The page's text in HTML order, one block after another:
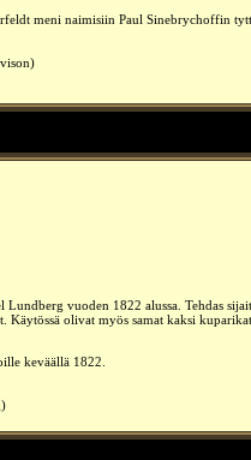
meni naimisiin Paul Sinebrychoffin
vuoden 1822 alussa. Tehdas
olivat myös samat kaksi
keväällä 1822.